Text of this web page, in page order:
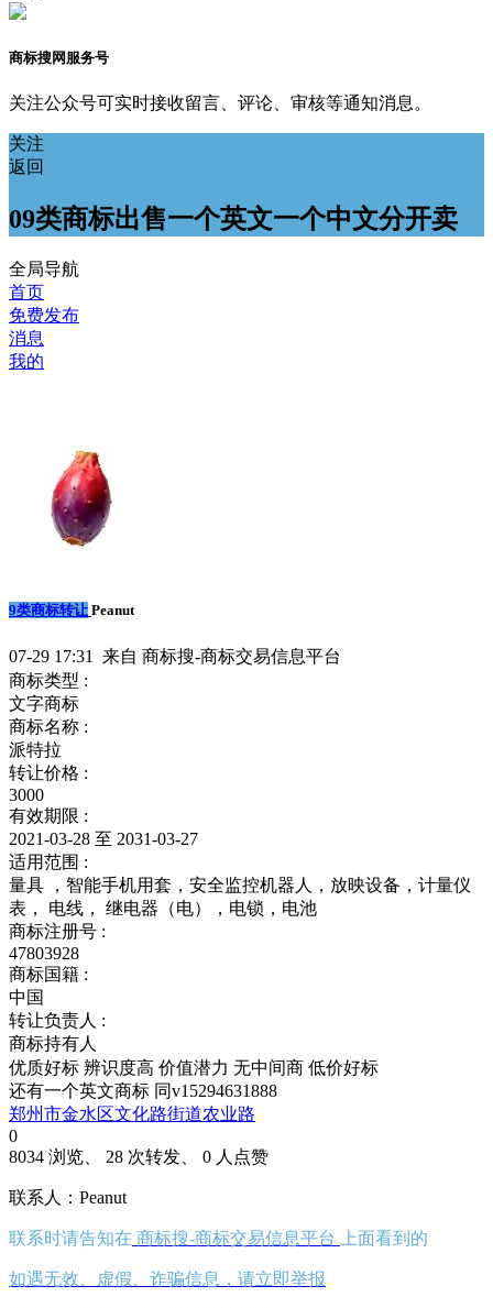
商标搜网服务号
关注公众号可实时接收留言、评论、审核等通知消息。
关注
返回
09类商标出售一个英文一个中文分开卖
全局导航
首页
免费发布
消息
我的
9类商标转让 Peanut
07-29 17:31 来自 商标搜-商标交易信息平台
商标类型 :
文字商标
商标名称 :
派特拉
转让价格 :
3000
有效期限 :
2021-03-28 至 2031-03-27
适用范围 :
量具 ，智能手机用套，安全监控机器人，放映设备，计量仪
表， 电线， 继电器（电），电锁，电池
商标注册号 :
47803928
商标国籍 :
中国
转让负责人 :
商标持有人
优质好标 辨识度高 价值潜力 无中间商 低价好标
还有一个英文商标 同v15294631888
郑州市金水区文化路街道农业路
0
8034 浏览、 28 次转发、 0 人点赞
联系人：Peanut
联系时请告知在 商标搜-商标交易信息平台 上面看到的
如遇无效、虚假、诈骗信息，请立即举报